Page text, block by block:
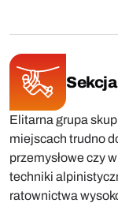
Elitarna grupa
miejscach trudno
przemysłowe czy
techniki
ratownictwa